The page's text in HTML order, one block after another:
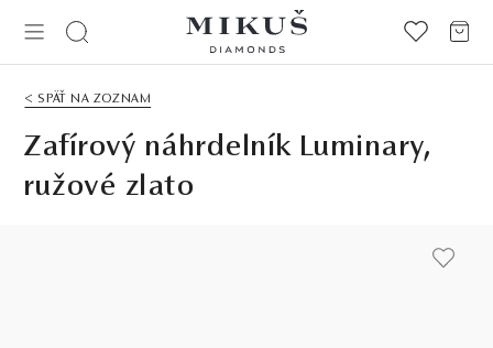
< SPÄŤ NA ZOZNAM
Zafírový náhrdelník Luminary,
ružové zlato